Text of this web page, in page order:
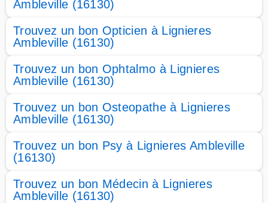
Ambleville (16130)
Trouvez un bon Opticien à Lignieres
Ambleville (16130)
Trouvez un bon Ophtalmo à Lignieres
Ambleville (16130)
Trouvez un bon Osteopathe à Lignieres
Ambleville (16130)
Trouvez un bon Psy à Lignieres Ambleville
(16130)
Trouvez un bon Médecin à Lignieres
Ambleville (16130)